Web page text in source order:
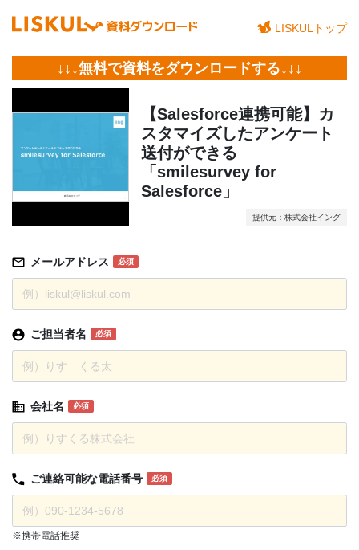
LISKULトップ
↓↓↓無料で資料をダウンロードする↓↓↓
【Salesforce連携可能】カ
スタマイズしたアンケート
送付ができる
「smilesurvey for
Salesforce」
提供元：株式会社イング
メールアドレス 必須
ご担当者名 必須
会社名 必須
ご連絡可能な電話番号 必須
※携帯電話推奨